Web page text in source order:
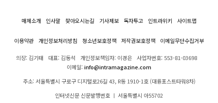
매체소개 인사말 찾아오시는길 기사제보 독자투고 인트라위키 사이트맵
이용약관 개인정보처리방침 청소년보호정책 저작권보호정책 이메일무단수집거부
의장: 김기태 대표: 김동석 개인정보책임자: 이경은
사업자번호: 553-81-03698
이메일:info@intramagazine.com
주소: 서울특별시 구로구 디지털로26길 43, R동 1910-1호 (대륭포스트타워8차)
인터넷신문 신문발행번호 ㅣ 서울특별시 아55702